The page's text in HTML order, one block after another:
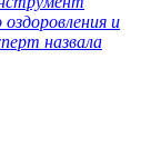
и
назвала